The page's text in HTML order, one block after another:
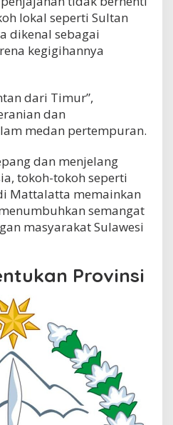
lokal seperti Sultan
dikenal sebagai
kegigihannya
dari Timur”,
dan
medan pertempuran.
dan menjelang
tokoh-tokoh seperti
Mattalatta memainkan
semangat
masyarakat Sulawesi
Provinsi